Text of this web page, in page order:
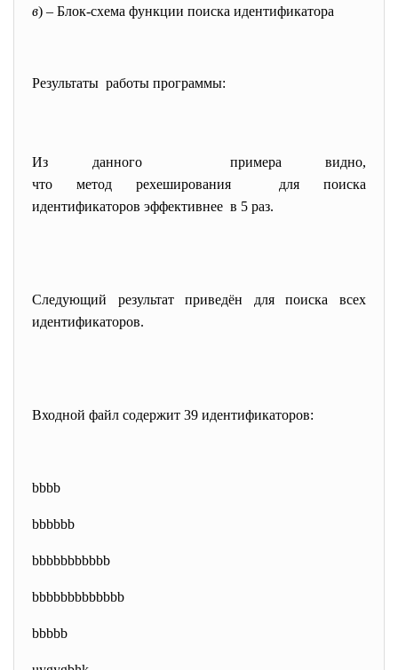
в) – Блок-схема функции поиска идентификатора
Результаты работы программы:
Из данного примера видно,
что метод рехеширования для поиска
идентификаторов эффективнее в 5 раз.
Следующий результат приведён для поиска всех
идентификаторов.
Входной файл содержит 39 идентификаторов:
bbbb
bbbbbb
bbbbbbbbbbb
bbbbbbbbbbbbb
bbbbb